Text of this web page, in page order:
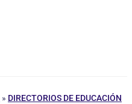
» DIRECTORIOS DE EDUCACIÓN